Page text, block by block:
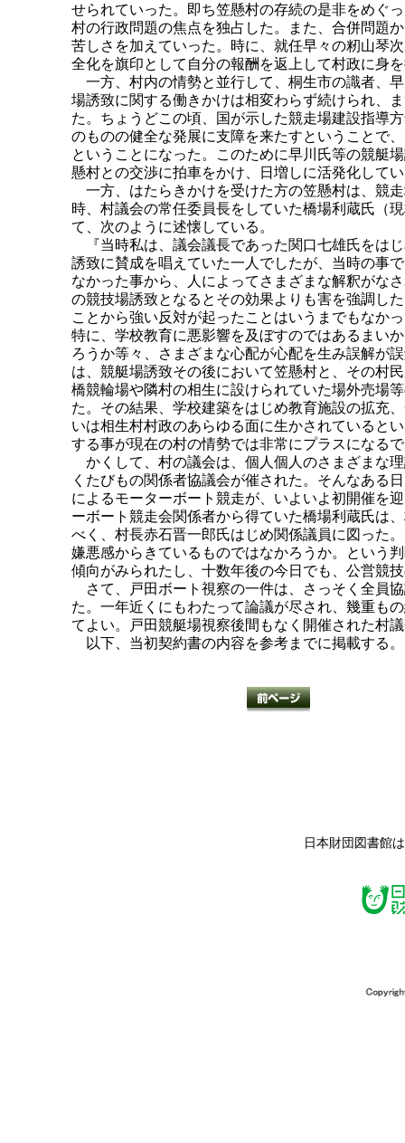
せられていった。即ち笠懸村の存続の是非をめぐ
村の行政問題の焦点を独占した。また、合併問題
苦しさを加えていった。時に、就任早々の籾山琴
全化を旗印として自分の報酬を返上して村政に身
一方、村内の情勢と並行して、桐生市の識者、
場誘致に関する働きかけは相変わらず続けられ、
た。ちょうどこの頃、国が示した競走場建設指導
のものの健全な発展に支障を来たすということで
ということになった。このために早川氏等の競艇
懸村との交渉に拍車をかけ、日増しに活発化して
一方、はたらきかけを受けた方の笠懸村は、競
時、村議会の常任委員長をしていた橋場利蔵氏（
て、次のように述懐している。
『当時私は、議会議長であった関口七雄氏をは
誘致に賛成を唱えていた一人でしたが、当時の事
なかった事から、人によってさまざまな解釈がな
の競技場誘致となるとその効果よりも害を強調し
ことから強い反対が起ったことはいうまでもなか
特に、学校教育に悪影響を及ぼすのではあるまい
ろうか等々、さまざまな心配が心配を生み誤解が
は、競艇場誘致その後において笠懸村と、その村
橋競輪場や隣村の相生に設けられていた場外売場
た。その結果、学校建築をはじめ教育施設の拡充
いは相生村村政のあらゆる面に生かされていると
する事が現在の村の情勢では非常にプラスになる
かくして、村の議会は、個人個人のさまざまな
くたびもの関係者協議会が催された。そんなある
によるモーターボート競走が、いよいよ初開催を
ーボート競走会関係者から得ていた橋場利蔵氏は
べく、村長赤石晋一郎氏はじめ関係議員に図った
嫌悪感からきているものではなかろうか。という
傾向がみられたし、十数年後の今日でも、公営競
さて、戸田ボート視察の一件は、さっそく全員
た。一年近くにもわたって論議が尽され、幾重も
てよい。戸田競艇場視察後間もなく開催された村
以下、当初契約書の内容を参考までに掲載する。
日本財団図書館